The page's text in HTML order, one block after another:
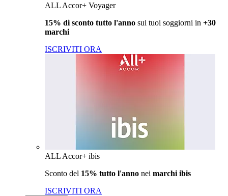
ALL Accor+ Voyager
15% di sconto tutto l'anno sui tuoi soggiorni in +30
marchi
ISCRIVITI ORA
ALL Accor+ ibis
Sconto del 15% tutto l'anno nei marchi ibis
ISCRIVITI ORA